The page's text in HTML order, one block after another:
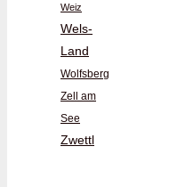
Weiz
Wels-
Land
Wolfsberg
Zell am
See
Zwettl